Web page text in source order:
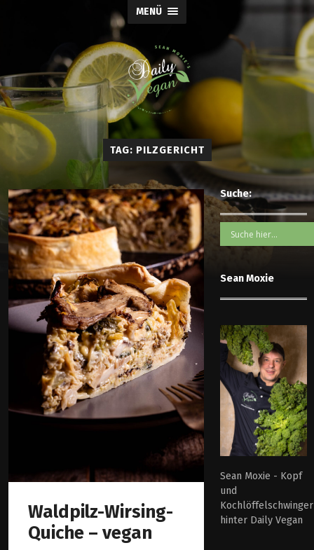
MENÜ
TAG: PILZGERICHT
Waldpilz-Wirsing-
Quiche – vegan
Suche:
Sean Moxie
Sean Moxie - Kopf
und
Kochlöffelschwinger
hinter Daily Vegan